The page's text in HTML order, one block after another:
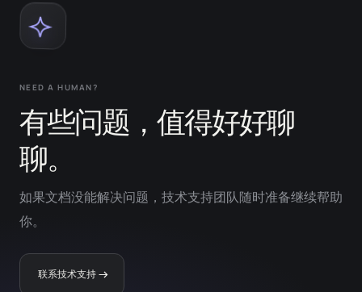
NEED A HUMAN?
有些问题，值得好好聊
聊。
如果文档没能解决问题，技术支持团队随时准备继续帮助
你。
联系技术支持